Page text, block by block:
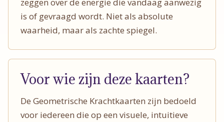
is of gevraagd wordt. Niet als absolute
waarheid, maar als zachte spiegel.
Voor wie zijn deze kaarten?
De Geometrische Krachtkaarten zijn bedoeld
voor iedereen die op een visuele, intuitieve